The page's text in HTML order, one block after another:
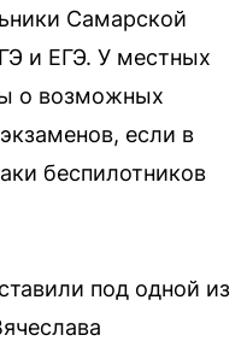
Самарской
и ЕГЭ. У местных
о возможных
если в
беспилотников
под одной из